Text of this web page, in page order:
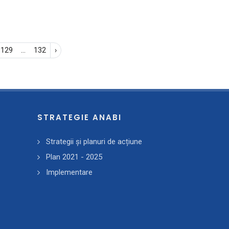
129 132 ›
STRATEGIE ANABI
Strategii și planuri de acțiune
Plan 2021 - 2025
Implementare